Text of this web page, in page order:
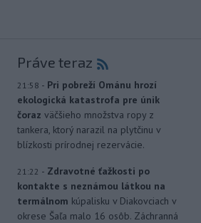
Práve teraz
21:58 - Pri pobreží Ománu hrozí
ekologická katastrofa pre únik
čoraz väčšieho množstva ropy z
tankera, ktorý narazil na plytčinu v
blízkosti prírodnej rezervácie.
21:22 - Zdravotné ťažkosti po
kontakte s neznámou látkou na
termálnom kúpalisku v Diakovciach v
okrese Šaľa malo 16 osôb. Záchranná